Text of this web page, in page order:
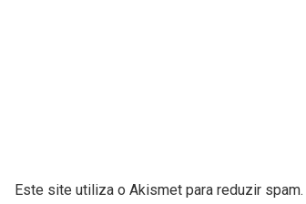
Este site utiliza o Akismet para reduzir spam.